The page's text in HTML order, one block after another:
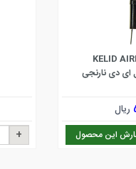
KELID
ریال
این محصول